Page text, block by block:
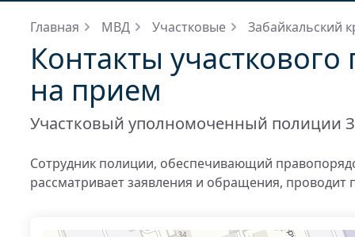
Главная МВД Участковые Забайкальский
Контакты
на прием
Участковый уполномоченный полиции
Сотрудник полиции, обеспечивающий
рассматривает заявления и обращения, проводит